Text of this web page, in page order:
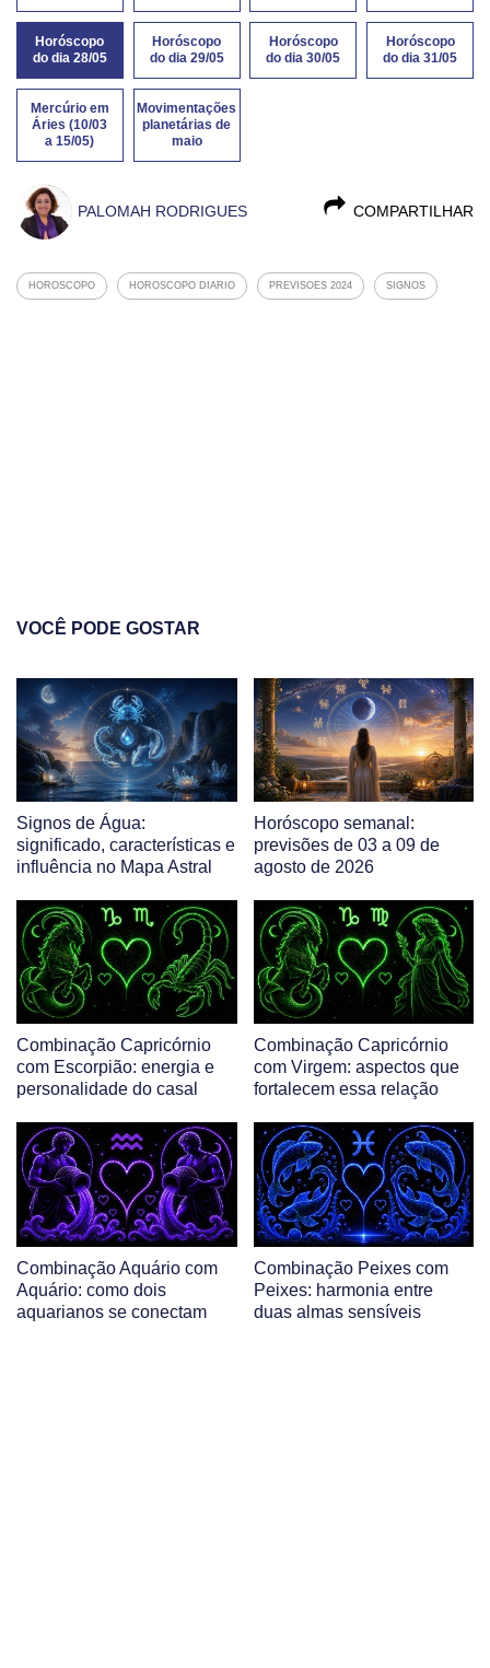
Horóscopo
do dia 28/05
Horóscopo
do dia 29/05
Horóscopo
do dia 30/05
Horóscopo
do dia 31/05
Mercúrio em
Áries (10/03
a 15/05)
Movimentações
planetárias de
maio
COMPARTILHAR
PALOMAH RODRIGUES
HOROSCOPO HOROSCOPO DIARIO PREVISOES 2024 SIGNOS
VOCÊ PODE GOSTAR
Signos de Água:
significado, características e
influência no Mapa Astral
Horóscopo semanal:
previsões de 03 a 09 de
agosto de 2026
Combinação Capricórnio
com Escorpião: energia e
personalidade do casal
Combinação Capricórnio
com Virgem: aspectos que
fortalecem essa relação
Combinação Aquário com
Aquário: como dois
aquarianos se conectam
Combinação Peixes com
Peixes: harmonia entre
duas almas sensíveis